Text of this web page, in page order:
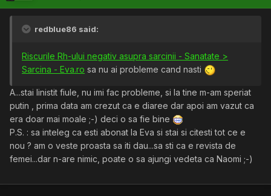
redblue86 said:
Riscurile Rh-ului negativ asupra sarcinii - Sanatate >
Sarcina - Eva.ro sa nu ai probleme cand nasti
A...stai linistit fiule, nu imi fac probleme, si la tine m-am speriat
putin , prima data am crezut ca e diaree dar apoi am vazut ca
era doar mai moale ;-) deci o sa fie bine
P.S. : sa inteleg ca esti abonat la Eva si stai si citesti tot ce e
nou ? am o veste proasta sa iti dau...sa sti ca e revista de
femei...dar n-are nimic, poate o sa ajungi vedeta ca Naomi ;-)